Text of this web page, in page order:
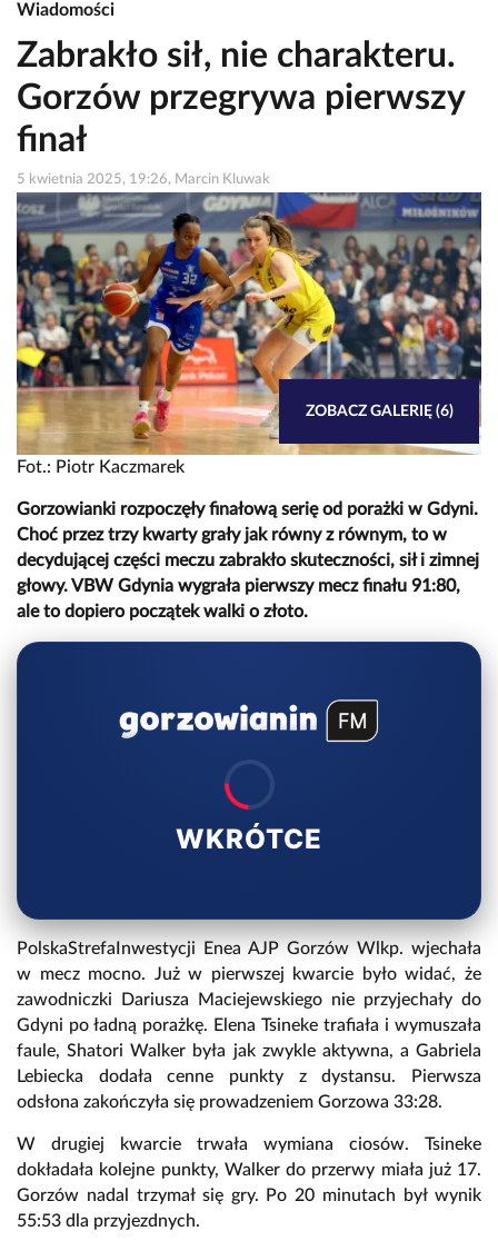
Wiadomości
Zabrakło sił, nie charakteru.
Gorzów przegrywa pierwszy
finał
5 kwietnia 2025, 19:26, Marcin Kluwak
Fot.: Piotr Kaczmarek
ZOBACZ GALERIĘ (6)
Gorzowianki rozpoczęły finałową serię od porażki w Gdyni.
Choć przez trzy kwarty grały jak równy z równym, to w
decydującej części meczu zabrakło skuteczności, sił i zimnej
głowy. VBW Gdynia wygrała pierwszy mecz finału 91:80,
ale to dopiero początek walki o złoto.
WKRÓTCE
PolskaStrefaInwestycji Enea AJP Gorzów Wlkp. wjechała
w mecz mocno. Już w pierwszej kwarcie było widać, że
zawodniczki Dariusza Maciejewskiego nie przyjechały do
Gdyni po ładną porażkę. Elena Tsineke trafiała i wymuszała
faule, Shatori Walker była jak zwykle aktywna, a Gabriela
Lebiecka dodała cenne punkty z dystansu. Pierwsza
odsłona zakończyła się prowadzeniem Gorzowa 33:28.
W drugiej kwarcie trwała wymiana ciosów. Tsineke
dokładała kolejne punkty, Walker do przerwy miała już 17.
Gorzów nadal trzymał się gry. Po 20 minutach był wynik
55:53 dla przyjezdnych.